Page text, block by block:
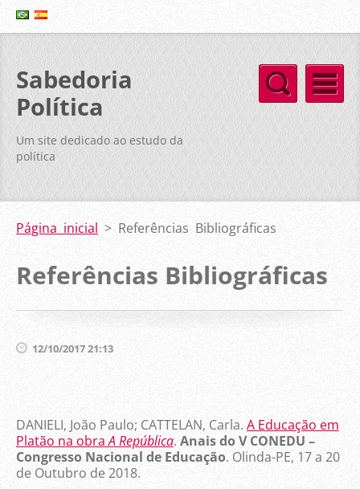
Sabedoria
Política
Um site dedicado ao estudo da
política
Página inicial > Referências Bibliográficas
Referências Bibliográficas
12/10/2017 21:13
DANIELI, João Paulo; CATTELAN, Carla. A Educação em
Platão na obraA República. Anais do V CONEDU –
Congresso Nacional de Educação. Olinda-PE, 17 a 20
de Outubro de 2018.